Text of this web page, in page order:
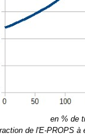
en % de
de l'E-PROPS à